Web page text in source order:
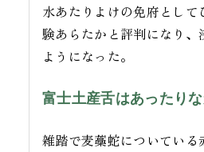
水あたりよけの免府として
験あらたかと評判になり、
ようになった。
富士土産舌はあったり
雑踏で麦藁蛇についている